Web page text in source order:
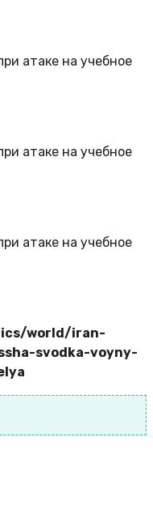
атаке на учебное
атаке на учебное
атаке на учебное
world/iran-
svodka-voyny-